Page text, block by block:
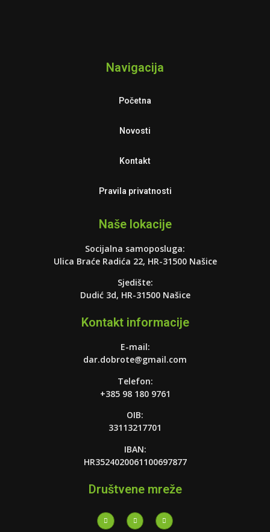
Navigacija
Početna
Novosti
Kontakt
Pravila privatnosti
Naše lokacije
Socijalna samoposluga:
Ulica Braće Radića 22, HR-31500 Našice
Sjedište:
Dudić 3d, HR-31500 Našice
Kontakt informacije
E-mail:
dar.dobrote@gmail.com
Telefon:
+385 98 180 9761
OIB:
33113217701
IBAN:
HR3524020061100697877
Društvene mreže